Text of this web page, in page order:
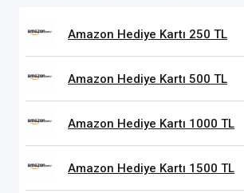
Amazon Hediye Kartı 250 TL
Amazon Hediye Kartı 500 TL
Amazon Hediye Kartı 1000 TL
Amazon Hediye Kartı 1500 TL